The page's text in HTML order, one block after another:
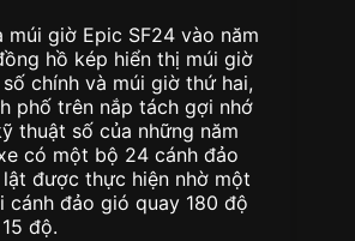
múi giờ Epic SF24 vào năm
hồ kép hiển thị múi giờ
chính và múi giờ thứ hai,
phố trên nắp tách gợi nhớ
thuật số của những năm
có một bộ 24 cánh đảo
được thực hiện nhờ một
cánh đảo gió quay 180 độ
độ.